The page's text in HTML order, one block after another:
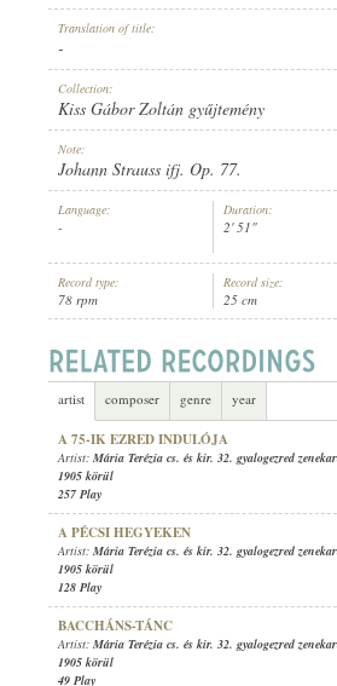
ARTIST: MÁRIA TERÉZIA CS. ÉS KIR. 32.
1-21075
Translation of title:
-
Collection:
Kiss Gábor Zoltán gyűjtemény
Note:
Johann Strauss ifj. Op. 77.
Language:
-
Duration:
2' 51"
Record type:
78 rpm
Record size:
25 cm
artist composer genre year
A 75-IK EZRED INDULÓJA
Artist: Mária Terézia cs. és kir. 32. gyalogezred
1905 körül
257 Play
A PÉCSI HEGYEKEN
Artist: Mária Terézia cs. és kir. 32. gyalogezred
1905 körül
128 Play
BACCHÁNS-TÁNC
Artist: Mária Terézia cs. és kir. 32. gyalogezred
1905 körül
49 Play